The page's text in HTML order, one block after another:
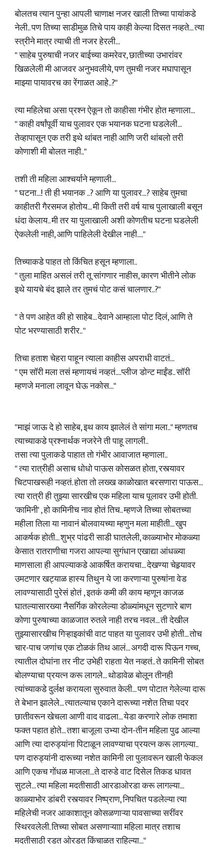
बोलतच त्यान पुन्हा आपली चाणाक्ष नजर खाली तिच्या पायांकडे
नेली.. पण तिच्या साडीमुळ तिचे पाय काही केल्या दिसत नव्हते... त्या
स्त्रीने मात्र त्याची ती नजर हेरली...
" साहेब पुरुषाची नजर बाईच्या कमरेवर, छातीच्या उभारांवर
खिळलेली मी आजवर अनुभवलीये, पण तुमची नजर मघापासून
माझ्या पायावरच का रेंगाळत आहे..?"
त्या महिलेचा असा प्रश्न ऐकून तो काहीसा गंभीर होत म्हणाला...
" काही वर्षांपूर्वी याच पुलावर एक भयानक घटना घडलेली...
तेव्हापासून एक तरी इथे थांबत नाही आणि जरी थांबलो तरी
कोणाशी मी बोलत नाही.."
तशी ती महिला आश्चर्याने म्हणाली...
" घटना...! ती ही भयानक ..? आणि या पुलावर...? साहेब तुमचा
काहीतरी गैरसमज होतोय... मी किती तरी वर्ष याच पुलाखाली बसून
धंदा केलाय.. मी तर या पुलाखाली अशी कोणतीच घटना घडलेली
ऐकलेली नाही, आणि पाहिलेली देखील नाही...."
तिच्याकडे पाहत तो किंचित हसून म्हणाला..
" तुला माहित असलं तरी तू सांगणार नाहीस, कारण भीतीने लोक
इथे यायचे बंद झाले तर तुमचं पोट कसं चालणार..?"
" ते पण आहेत की हो साहेब... देवाने आम्हाला पोट दिलं, आणि ते
पोट भरण्यासाठी शरीर.. "
तिचा हताश चेहरा पाहून त्याला काहीस अपराधी वाटतं...
" एम सॉरी मला तसं म्हणायचं नव्हतं....प्लीज डोन्ट माईंड.. सॉरी
म्हणजे मनाला लावून घेऊ नकोस..."
"माझं जाऊ दे हो साहेब, इथ काय झालेलं ते सांगा मला.." म्हणतच
त्याच्याकडे प्रश्नार्थक नजरेने ती पाहू लागली..
तसा त्या पुलाकडे पाहात तो गंभीर आवाजात म्हणाला..
" त्या रात्रीही असाच धोधो पाऊस कोसळत होता, रस्त्यावर
चिटपाखरूही नव्हतं. होता तो लख्ख काळोखात बरसणारा पाऊस...
त्या रात्री ही तुझ्या सारखीच एक महिला याच पूलावर उभी होती.
'कामिनी' , हो कामिनीच नाव होतं तिच.. म्हणजे तिच्या सोबतच्या
महीला तिला या नावानं बोलवायच्या म्हणुन मला माहीती... खुप
आकर्षक होती... शुभ्र पांढरी साडी घातलेली, काळ्याभोर मोकळ्या
केसात रातराणीचा गजरा आपल्या सुगंधान एखाद्या आंधळ्या
माणसाला ही आपल्याकडे आकर्षित करायचा... देखण्या चेहर्‍यावर
उमटणार खट्याळ हास्य तिथुन ये जा करणाऱ्या पुरुषांना वेड
लावण्यासाठी पुरेसं होतं , इतकं कमी की काय म्हणून काजळ
घातल्यासारख्या नैसर्गिक कोरलेल्या डोळ्यांमधून सुटणारे बाण
कोणा पुरुषाच्या काळजात रुतले नाही तरच नवल... ती देखील
तुझ्यासारखीच गिऱ्हाइकांची वाट पाहत या पुलावर उभी होती... तोच
चार-पाच जणांच एक टोळकं तिथ आलं... अगदी दारू पिऊन गच्च,
त्यातील दोघांना तर नीट उभेही राहता येत नव्हतं.. ते कामिनी सोबत
बोलण्याचा प्रयत्न करू लागले... थोडावेळ बोलून तीनही
त्यांच्याकडे दुर्लक्ष करायला सुरुवात केली... पण पोटात गेलेल्या दारू
ते बेभान झालेले... त्यातल्याच एकाने दारूच्या नशेत तिचा पदर
छातीवरून खेचला आणी वाद वाढला... येडा करणारे लोक तमाशा
फक्त पहात होते... तशा बाजूला उभ्या दोन-तीन महिला पुढ आल्या
आणि त्या दारुड्यांना पिटाळून लावण्याचा प्रयत्न करू लागल्या..
पण दारुड्यांनी दारूच्या नशेत कामिनी ला पुलावरून खाली फेकल
आणि एकच गोंधळ माजला...ते दारुडे वाट दिसेल तिकड धावत
सुटले... त्या महिला मदतीसाठी आरडाओरडा करू लागल्या...
काळ्याभोर डांबरी रस्त्यावर निष्प्राण, निपचित पडलेल्या त्या
महिलेची नजर आकाशातून कोसळणाऱ्या पावसाच्या सरींवर
स्थिरवलेली. तिच्या सोबत असणाऱ्यााा महिला मात्र तशाच
मदतीसाठी रडत ओरडत किंचाळत राहिल्या..."